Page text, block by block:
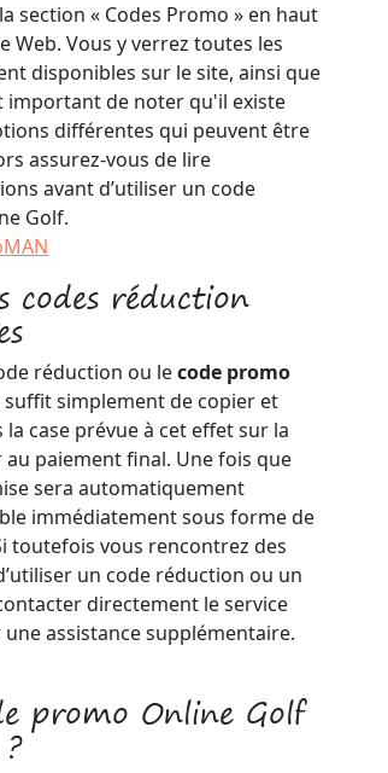
section « Codes Promo » en haut
Web. Vous y verrez toutes les
disponibles sur le site, ainsi que
de noter qu'il existe
différentes qui peuvent être
assurez-vous de lire
avant d’utiliser un code
Golf.
codes réduction
réduction ou lecode promo
simplement de copier et
case prévue à cet effet sur la
paiement final. Une fois que
sera automatiquement
immédiatement sous forme de
toutefois vous rencontrez des
un code réduction ou un
directement le service
assistance supplémentaire.
promo Online Golf